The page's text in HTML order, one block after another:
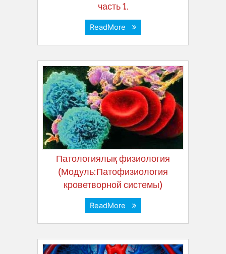
часть 1.
ReadMore
Патологиялық физиология
(Модуль:Патофизиология
кроветворной системы)
ReadMore